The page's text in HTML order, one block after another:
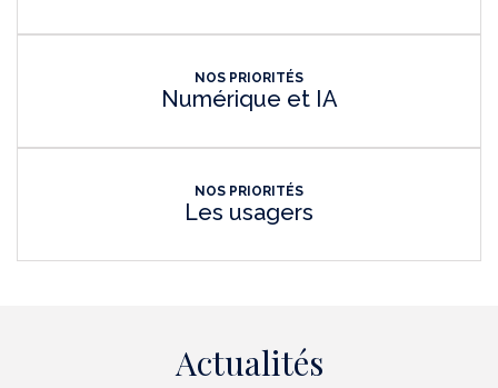
NOS PRIORITÉS
Numérique et IA
NOS PRIORITÉS
Les usagers
Actualités